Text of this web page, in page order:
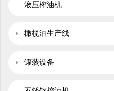
液压榨油机
橄榄油生产线
罐装设备